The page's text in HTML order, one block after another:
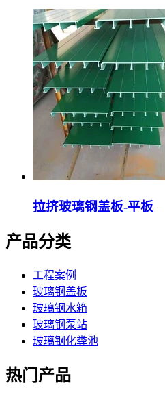
拉挤玻璃钢盖板-平板
产品分类
工程案例
玻璃钢盖板
玻璃钢水箱
玻璃钢泵站
玻璃钢化粪池
热门产品